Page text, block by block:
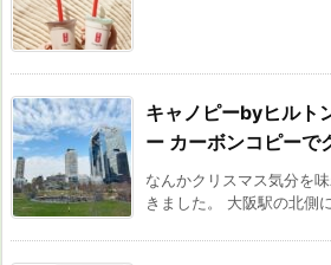
キャノピーbyヒルト
ー カーボンコピーで
なんかクリスマス気分を
きました。 大阪駅の北側